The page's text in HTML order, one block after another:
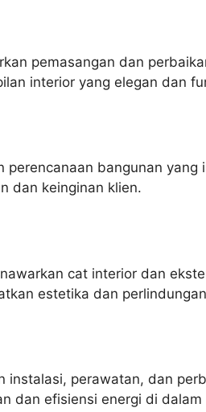
pemasangan dan
interior yang elegan dan
perencanaan bangunan yang
dan keinginan klien.
cat interior dan
estetika dan
instalasi, perawatan, dan
dan efisiensi energi di dalam